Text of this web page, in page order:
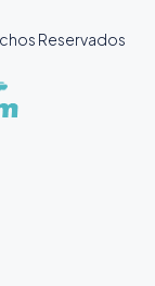
Reservados